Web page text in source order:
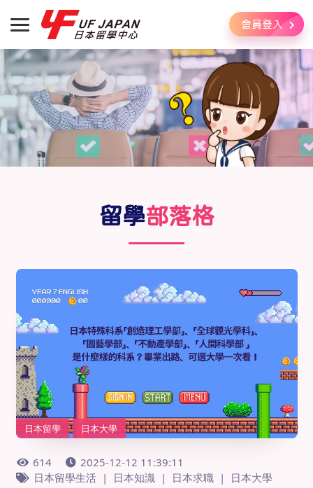
會員登入
留學部落格
日本留學 日本大學
614
2025-12-12 11:39:11
日本留學生活
日本知識 日本求職 日本大學